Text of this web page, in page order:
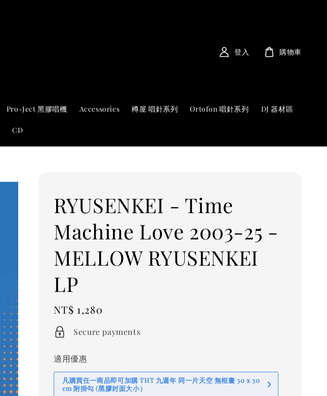
Pro-Ject 黑膠唱機 Accessories 樽屋 唱針系列 Ortofon 唱針系列 DJ 器材區
CD
登入 購物車
RYUSENKEI - Time
Machine Love 2003-25 -
MELLOW RYUSENKEI
LP
Regular
price
NT$ 1,280
Secure payments
適用優惠
凡購買任一商品即可加購 THT 九週年 同一片天空 無框畫 30 x 30
cm 附掛勾 (黑膠封面大小）